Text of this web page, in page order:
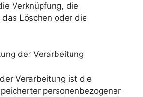
Verknüpfung, die
das Löschen oder die
der Verarbeitung
Verarbeitung ist die
personenbezogener